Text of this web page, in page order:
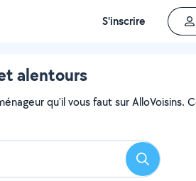
S'inscrire
alentours
qu'il vous faut sur AlloVoisins.
Rechercher